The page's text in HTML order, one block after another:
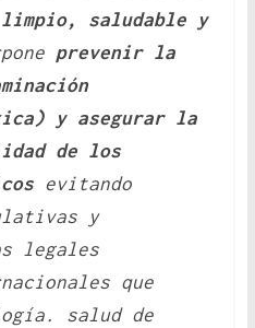
limpio, saludable y
prevenir la
y asegurar la
de los
evitando
y
legales
que
salud de